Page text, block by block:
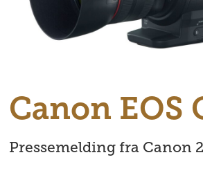
Canon EOS
Pressemelding fra Canon